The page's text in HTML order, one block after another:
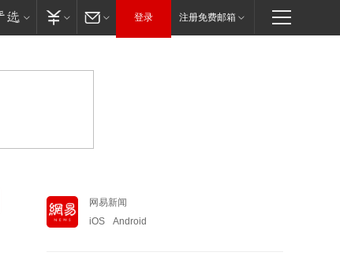
登录 注册免费邮箱
网易新闻
iOS
Android